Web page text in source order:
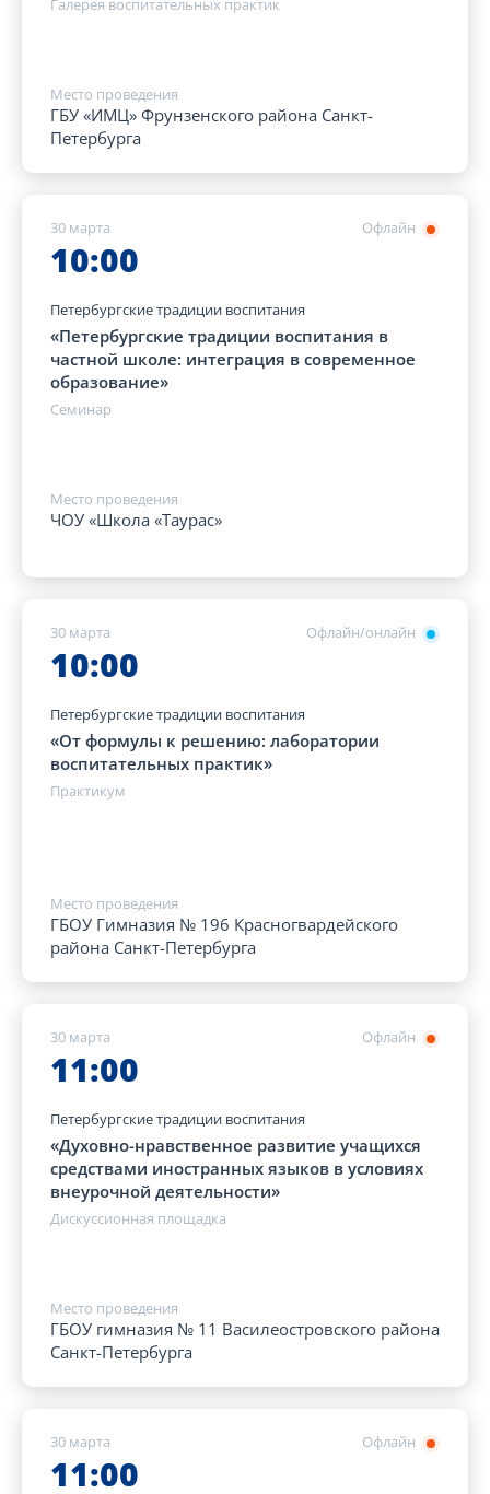
Галерея воспитательных практик
Место проведения
ГБУ «ИМЦ» Фрунзенского района Санкт-
Петербурга
Офлайн
30 марта
10:00
Петербургские традиции воспитания
«Петербургские традиции воспитания в
частной школе: интеграция в современное
образование»
Семинар
Место проведения
ЧОУ «Школа «Таурас»
Офлайн/онлайн
30 марта
10:00
Петербургские традиции воспитания
«От формулы к решению: лаборатории
воспитательных практик»
Практикум
Место проведения
ГБОУ Гимназия № 196 Красногвардейского
района Санкт-Петербурга
Офлайн
30 марта
11:00
Петербургские традиции воспитания
«Духовно-нравственное развитие учащихся
средствами иностранных языков в условиях
внеурочной деятельности»
Дискуссионная площадка
Место проведения
ГБОУ гимназия № 11 Василеостровского района
Санкт-Петербурга
Офлайн
30 марта
11:00